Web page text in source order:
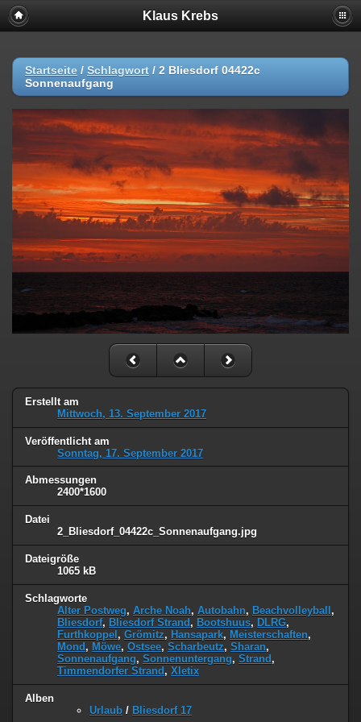
Klaus Krebs
Startseite / Schlagwort / 2 Bliesdorf 04422c
Sonnenaufgang
Erstellt am
Mittwoch, 13. September 2017
Veröffentlicht am
Sonntag, 17. September 2017
Abmessungen
2400*1600
Datei
2_Bliesdorf_04422c_Sonnenaufgang.jpg
Dateigröße
1065 kB
Schlagworte
Alter Postweg, Arche Noah, Autobahn, Beachvolleyball ,
Bliesdorf, Bliesdorf Strand , Bootshuus, DLRG,
Furthkoppel , Grömitz, Hansapark, Meisterschaften,
Mond , Möwe, Ostsee, Scharbeutz, Sharan,
Sonnenaufgang, Sonnenuntergang, Strand ,
Timmendorfer Strand , Xletix
Alben
Urlaub / Bliesdorf 17